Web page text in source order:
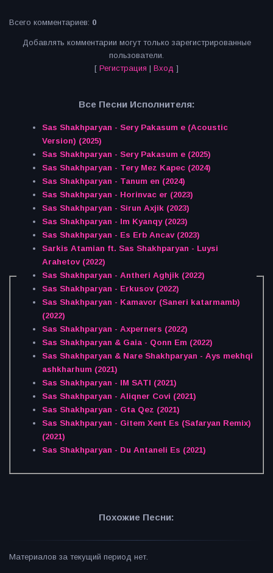
Всего комментариев: 0
Добавлять комментарии могут только зарегистрированные
пользователи.
[ Регистрация | Вход ]
Все Песни Исполнителя:
Sas Shakhparyan - Sery Pakasum e (Acoustic
Version) (2025)
Sas Shakhparyan - Sery Pakasum e (2025)
Sas Shakhparyan - Tery Mez Kapec (2024)
Sas Shakhparyan - Tanum en (2024)
Sas Shakhparyan - Horinvac er (2023)
Sas Shakhparyan - Sirun Axjik (2023)
Sas Shakhparyan - Im Kyanqy (2023)
Sas Shakhparyan - Es Erb Ancav (2023)
Sarkis Atamian ft. Sas Shakhparyan - Luysi
Arahetov (2022)
Sas Shakhparyan - Antheri Aghjik (2022)
Sas Shakhparyan - Erkusov (2022)
Sas Shakhparyan - Kamavor (Saneri katarmamb)
(2022)
Sas Shakhparyan - Axperners (2022)
Sas Shakhparyan & Gaia - Qonn Em (2022)
Sas Shakhparyan & Nare Shakhparyan - Ays mekhqi
ashkharhum (2021)
Sas Shakhparyan - IM SATI (2021)
Sas Shakhparyan - Aliqner Covi (2021)
Sas Shakhparyan - Gta Qez (2021)
Sas Shakhparyan - Gitem Xent Es (Safaryan Remix)
(2021)
Sas Shakhparyan - Du Antaneli Es (2021)
Похожие Песни:
Материалов за текущий период нет.